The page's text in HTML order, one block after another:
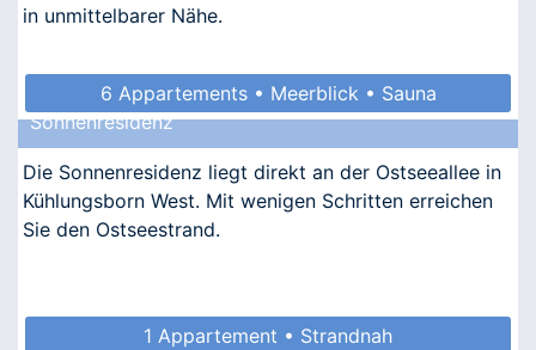
in unmittelbarer Nähe.
6 Appartements • Meerblick • Sauna
Sonnenresidenz
Die Sonnenresidenz liegt direkt an der Ostseeallee in
Kühlungsborn West. Mit wenigen Schritten erreichen
Sie den Ostseestrand.
1 Appartement • Strandnah